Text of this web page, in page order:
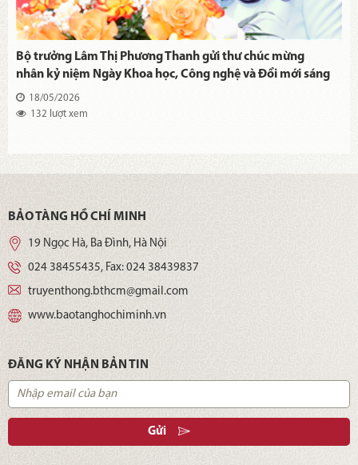
Bộ trưởng Lâm Thị Phương Thanh gửi thư chúc mừng
nhân kỷ niệm Ngày Khoa học, Công nghệ và Đổi mới sáng
tạo Việt Nam 18/5
18/05/2026
132 lượt xem
BẢO TÀNG HỒ CHÍ MINH
19 Ngọc Hà, Ba Đình, Hà Nội
024 38455435, Fax: 024 38439837
truyenthong.bthcm@gmail.com
www.baotanghochiminh.vn
ĐĂNG KÝ NHẬN BẢN TIN
Gửi